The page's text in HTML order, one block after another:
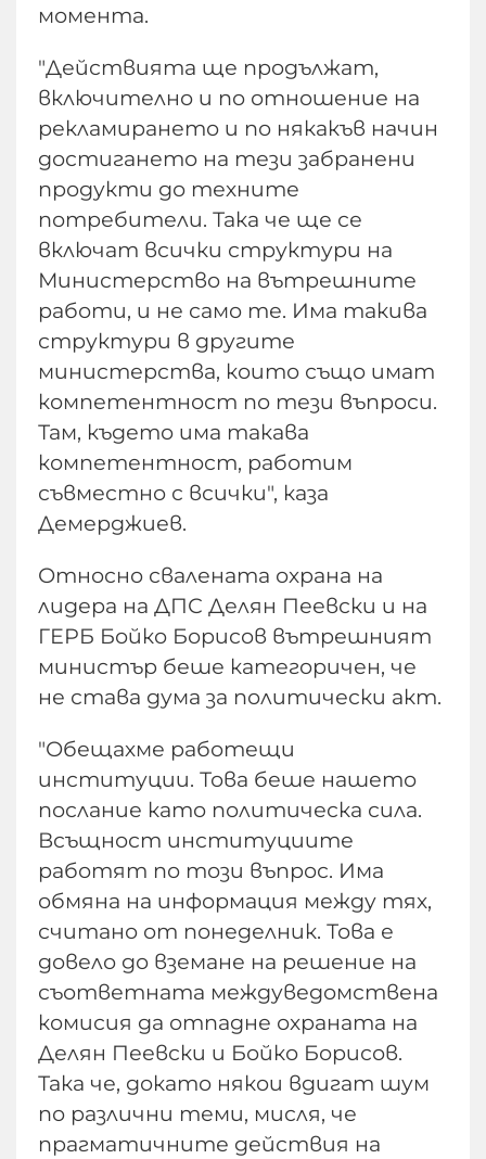
момента.
"Действията ще продължат,
включително и по отношение на
рекламирането и по някакъв начин
достигането на тези забранени
продукти до техните
потребители. Така че ще се
включат всички структури на
Министерство на вътрешните
работи, и не само те. Има такива
структури в другите
министерства, които също имат
компетентност по тези въпроси.
Там, където има такава
компетентност, работим
съвместно с всички", каза
Демерджиев.
Относно свалената охрана на
лидера на ДПС Делян Пеевски и на
ГЕРБ Бойко Борисов вътрешният
министър беше категоричен, че
не става дума за политически акт.
"Обещахме работещи
институции. Това беше нашето
послание като политическа сила.
Всъщност институциите
работят по този въпрос. Има
обмяна на информация между тях,
считано от понеделник. Това е
довело до вземане на решение на
съответната междуведомствена
комисия да отпадне охраната на
Делян Пеевски и Бойко Борисов.
Така че, докато някои вдигат шум
по различни теми, мисля, че
прагматичните действия на